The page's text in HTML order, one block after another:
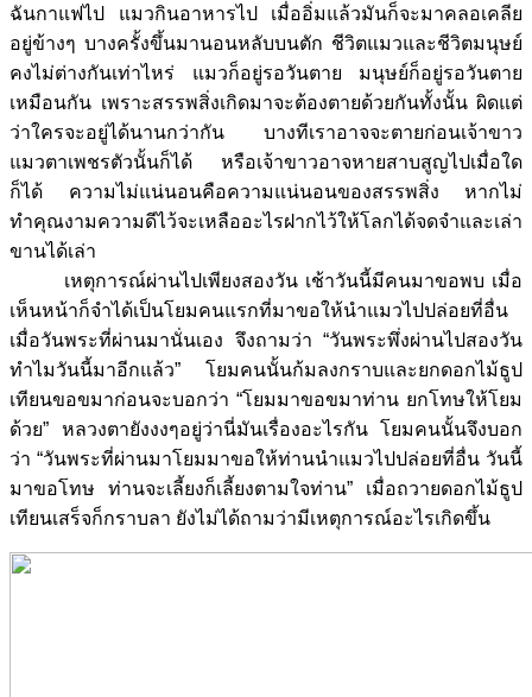
ฉันกาแฟไป แมวกินอาหารไป เมื่ออิ่มแล้วมันก็จะมาคลอเคลีย
อยู่ข้างๆ บางครั้งขึ้นมานอนหลับบนตัก ชีวิตแมวและชีวิตมนุษย์
คงไม่ต่างกันเท่าไหร่ แมวก็อยู่รอวันตาย มนุษย์ก็อยู่รอวันตาย
เหมือนกัน เพราะสรรพสิ่งเกิดมาจะต้องตายด้วยกันทั้งนั้น ผิดแต่
ว่าใครจะอยู่ได้นานกว่ากัน บางทีเราอาจจะตายก่อนเจ้าขาว
แมวตาเพชรตัวนั้นก็ได้ หรือเจ้าขาวอาจหายสาบสูญไปเมื่อใด
ก็ได้ ความไม่แน่นอนคือความแน่นอนของสรรพสิ่ง หากไม่
ทำคุณงามความดีไว้จะเหลืออะไรฝากไว้ให้โลกได้จดจำและเล่า
ขานได้เล่า
เหตุการณ์ผ่านไปเพียงสองวัน เช้าวันนี้มีคนมาขอพบ เมื่อ
เห็นหน้าก็จำได้เป็นโยมคนแรกที่มาขอให้นำแมวไปปล่อยที่อื่น
เมื่อวันพระที่ผ่านมานั่นเอง จึงถามว่า “วันพระพึ่งผ่านไปสองวัน
ทำไมวันนี้มาอีกแล้ว” โยมคนนั้นก้มลงกราบและยกดอกไม้ธูป
เทียนขอขมาก่อนจะบอกว่า “โยมมาขอขมาท่าน ยกโทษให้โยม
ด้วย” หลวงตายังงงๆอยู่ว่านี่มันเรื่องอะไรกัน โยมคนนั้นจึงบอก
ว่า “วันพระที่ผ่านมาโยมมาขอให้ท่านนำแมวไปปล่อยที่อื่น วันนี้
มาขอโทษ ท่านจะเลี้ยงก็เลี้ยงตามใจท่าน” เมื่อถวายดอกไม้ธูป
เทียนเสร็จก็กราบลา ยังไม่ได้ถามว่ามีเหตุการณ์อะไรเกิดขึ้น